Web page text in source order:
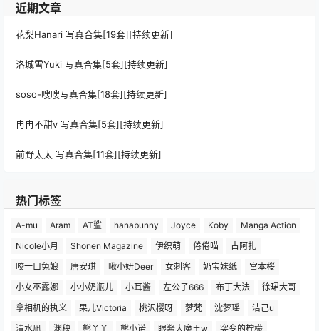
近期文章
花梨Hanari 写真合集[19套][持续更新]
洛城雪Yuki 写真合集[5套][持续更新]
soso-嗖嗖写真合集[18套][持续更新]
冉冉不甜v 写真合集[5套][持续更新]
前野太太 写真合集[11套][持续更新]
热门标签
A-mu Aram AT鲨 hanabunny Joyce Koby
Manga Action
Nicole小月
Shonen Magazine 伊织萌 倦倦喵
古阿扎
咬一口兔娘
唐安琪 啾小妍Deer 女刺客 奶宝妹纸
宮本桜
小女巫露娜
小小奶瓶儿 小耳酱 左公子666 布丁大法
徐珺大哥
拿相机的执义
果儿Victoria 桃沢樱呀 梦梵 沈梦瑶
洁己u
清水凪
渊秧 熊丫丫 熊小诺 眼酱大魔王w 突变的柠檬